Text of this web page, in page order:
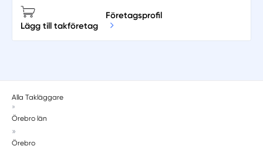
Lägg till takföretag
Företagsprofil
Alla Takläggare
»
Örebro län
»
Örebro